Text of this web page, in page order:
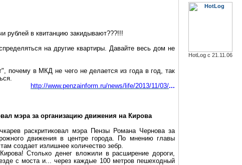
рублей в квитанцию закидывают???!!!
на другие квартиры. Давайте весь дом не
почему в МКД не чего не делается из года в год, так
http://www.penzainform.ru/news/life/2013/11/03/...
мэра за организацию движения на Кирова
раскритиковал мэра Пензы Романа Чернова за
движения в центре города. По мнению главы
создает излишнее количество зебр.
Столько денег вложили в расширение дороги,
с моста и... через каждые 100 метровпешеходный
HotLog с 21.11.06